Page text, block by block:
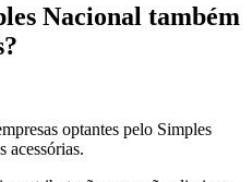
Nacional também
optantes pelo Simples
acessórias.